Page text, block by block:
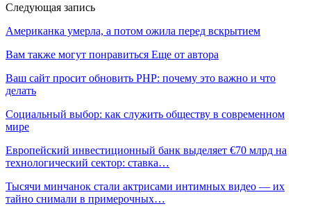
Следующая запись
Американка умерла, а потом ожила перед вскрытием
Вам также могут понравиться Еще от автора
Ваш сайт просит обновить PHP: почему это важно и что
делать
Социальный выбор: как служить обществу в современном
мире
Европейский инвестиционный банк выделяет €70 млрд на
технологический сектор: ставка…
Тысячи минчанок стали актрисами интимных видео — их
тайно снимали в примерочных…